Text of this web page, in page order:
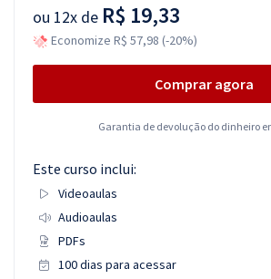
ou 12x de R$ 19,33
Economize R$ 57,98 (-20%)
Comprar agora
Garantia de devolução do dinheiro
Este curso inclui:
Videoaulas
Audioaulas
PDFs
100 dias para acessar